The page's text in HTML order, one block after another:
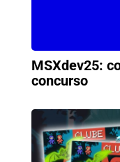
MSXdev25:
concurso